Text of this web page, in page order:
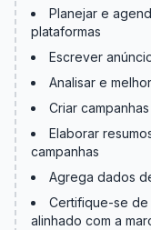
Planejar e
plataformas
Escrever
Analisar e
Criar
Elaborar
campanhas
Agrega dados
Certifique-se
alinhado com a